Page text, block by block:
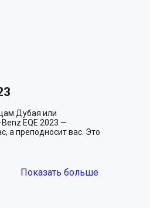
Дубая или
EQE 2023 —
а преподносит вас. Это
отсутствие шума
над дорогой, ощущая
Показать больше